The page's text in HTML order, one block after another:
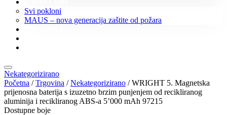
Svi pokloni
MAUS – nova generacija zaštite od požara
Nekategorizirano
Početna /Trgovina /Nekategorizirano / WRIGHT 5. Magnetska
prijenosna baterija s izuzetno brzim punjenjem od recikliranog
aluminija i recikliranog ABS-a 5’000 mAh 97215
Dostupne boje